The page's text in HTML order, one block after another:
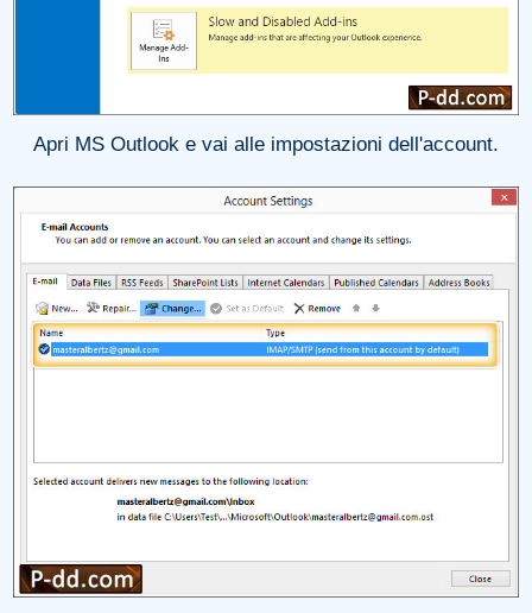
Apri MS Outlook e vai alle impostazioni dell'account.